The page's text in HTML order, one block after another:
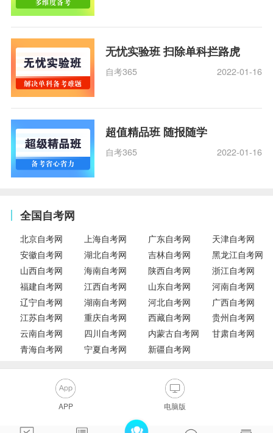
无忧实验班 扫除单科拦路虎
自考365 2022-01-16
超值精品班 随报随学
自考365 2022-01-16
全国自考网
北京自考网 上海自考网 广东自考网
天津自考网
安徽自考网
湖北自考网 吉林自考网
黑龙江自考网
山西自考网
海南自考网 陕西自考网
浙江自考网
福建自考网
江西自考网 山东自考网
河南自考网
辽宁自考网
湖南自考网 河北自考网
广西自考网
江苏自考网
重庆自考网 西藏自考网
贵州自考网
云南自考网
四川自考网 内蒙古自考网
甘肃自考网
青海自考网
宁夏自考网 新疆自考网
APP 电脑版